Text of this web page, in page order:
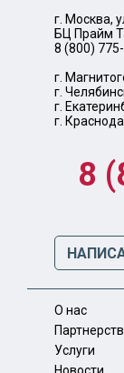
г. Москва,
БЦ Прайм
8 (800)
г.
г.
г.
г.
8
О нас
Услуги